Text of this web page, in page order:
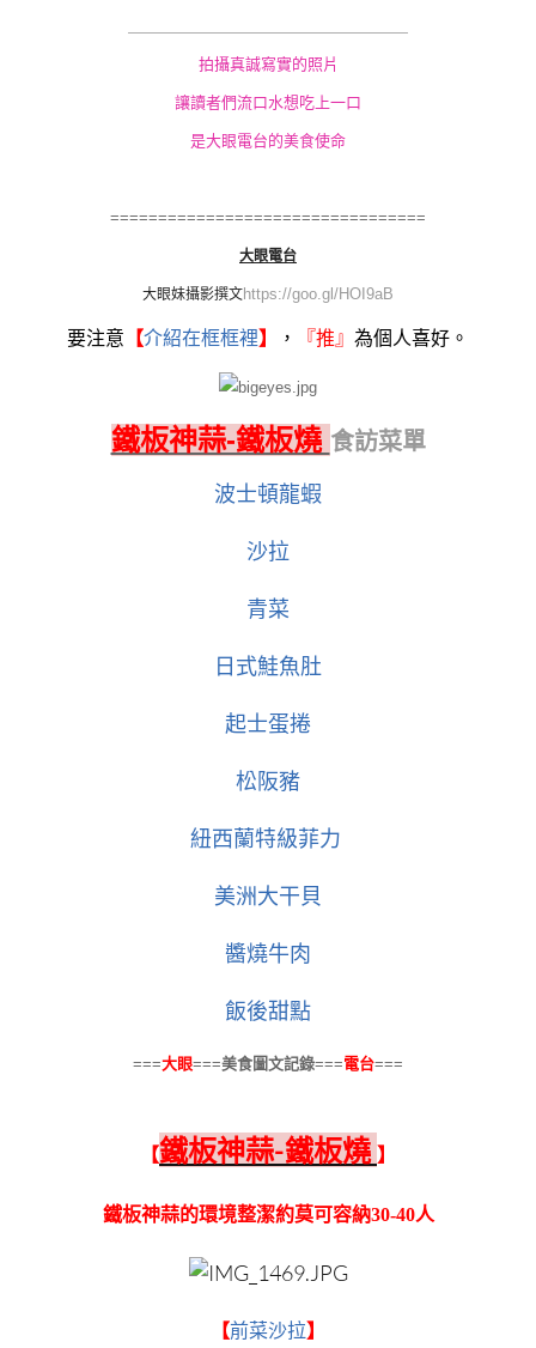
拍攝真誠寫實的照片
讓讀者們流口水想吃上一口
是大眼電台的美食使命
=================================
大眼電台
大眼妹攝影撰文https://goo.gl/HOI9aB
要注意 【介紹在框框裡】 ， 『推』 為個人喜好。
鐵板神蒜-鐵板燒 食訪菜單
波士頓龍蝦
沙拉
青菜
日式鮭魚肚
起士蛋捲
松阪豬
紐西蘭特級菲力
美洲大干貝
醬燒牛肉
飯後甜點
===大眼===美食圖文記錄===電台===
【鐵板神蒜-鐵板燒 】
鐵板神蒜的環境整潔約莫可容納30-40人
【前菜沙拉】